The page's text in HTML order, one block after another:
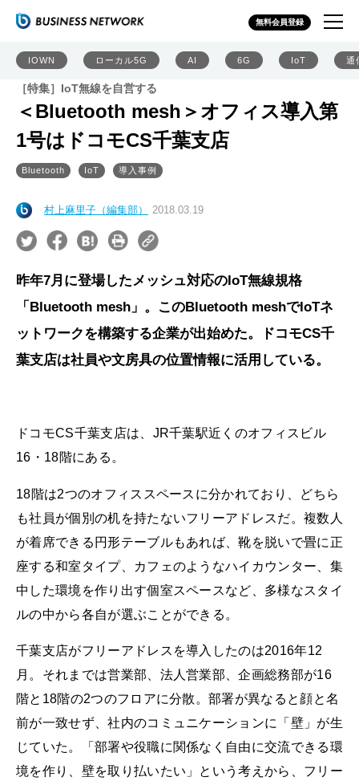
無料会員登録
IOWN ローカル5G AI 6G IoT 通
［特集］IoT無線を自営する
＜Bluetooth mesh＞オフィス導入第
1号はドコモCS千葉支店
Bluetooth IoT 導入事例
村上麻里子（編集部） 2018.03.19
昨年7月に登場したメッシュ対応のIoT無線規格
「Bluetooth mesh」。このBluetooth meshでIoTネ
ットワークを構築する企業が出始めた。ドコモCS千
葉支店は社員や文房具の位置情報に活用している。
ドコモCS千葉支店は、JR千葉駅近くのオフィスビル
16・18階にある。
18階は2つのオフィススペースに分かれており、どちら
も社員が個別の机を持たないフリーアドレスだ。複数人
が着席できる円形テーブルもあれば、靴を脱いで畳に正
座する和室タイプ、カフェのようなハイカウンター、集
中した環境を作り出す個室スペースなど、多様なスタイ
ルの中から各自が選ぶことができる。
千葉支店がフリーアドレスを導入したのは2016年12
月。それまでは営業部、法人営業部、企画総務部が16
階と18階の2つのフロアに分散。部署が異なると顔と名
前が一致せず、社内のコミュニケーションに「壁」が生
じていた。「部署や役職に関係なく自由に交流できる環
境を作り、壁を取り払いたい」という考えから、フリー